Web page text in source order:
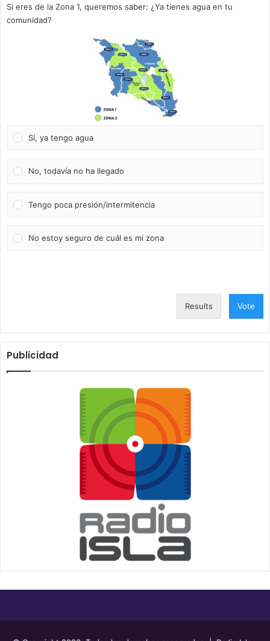
Si eres de la Zona 1, queremos saber: ¿Ya tienes agua en tu
comunidad?
Sí, ya tengo agua
No, todavía no ha llegado
Tengo poca presión/intermitencia
No estoy seguro de cuál es mi zona
Results Vote
Publicidad